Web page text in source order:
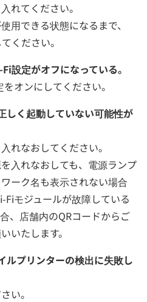
れてください。
用できる状態になるまで、
ください。
設定がオフになっている。
オンにしてください。
しく起動していない可能性が
れなおしてください。
入れなおしても、電源ランプ
ーク名も表示されない場合
Fiモジュールが故障している
、店舗内のQRコードからご
いたします。
ルプリンターの検出に失敗し
い。